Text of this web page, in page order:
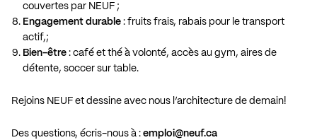
couvertes par NEUF ;
Engagement durable : fruits frais, rabais pour le transport
actif,;
Bien-être : café et thé à volonté, accès au gym, aires de
détente, soccer sur table.
Rejoins NEUF et dessine avec nous l’architecture de demain!
Des questions, écris-nous à : emploi@neuf.ca